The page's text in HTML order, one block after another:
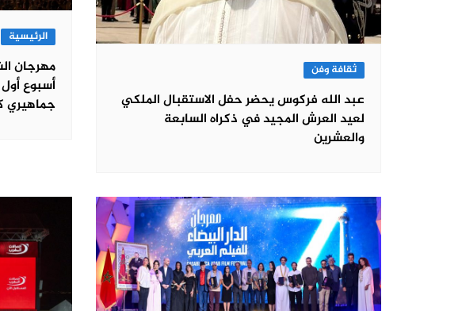
ثقافة وفن
عبد الله فركوس يحضر حفل الاستقبال الملكي
لعيد العرش المجيد في ذكراه السابعة
والعشرين
الرئيسية
أسبوع
جماهيري